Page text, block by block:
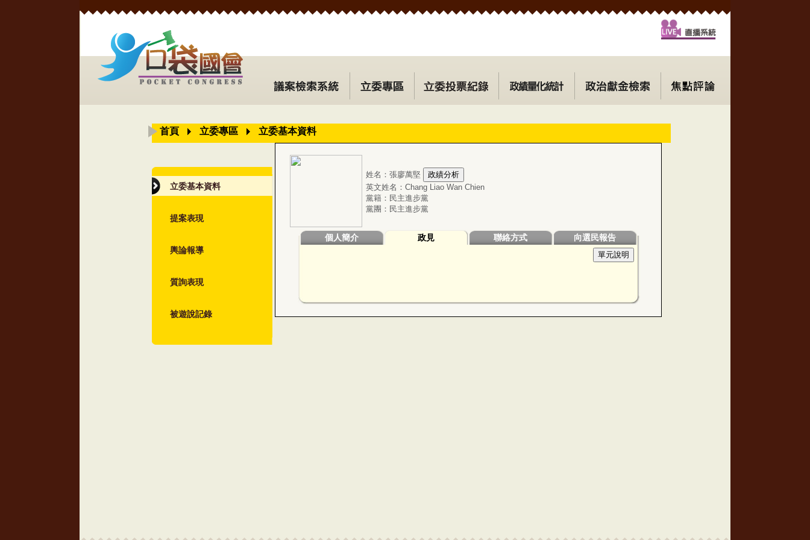
首頁 立委專區 立委基本資料
立委基本資料
提案表現
輿論報導
質詢表現
被遊說記錄
姓名：張廖萬堅
英文姓名：Chang Liao Wan Chien
黨籍：民主進步黨
黨團：民主進步黨
個人簡介 政見 聯絡方式 向選民報告